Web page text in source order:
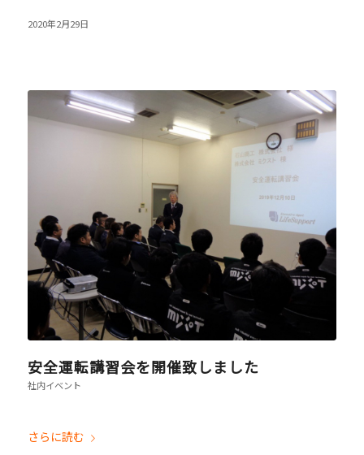
2020年2月29日
安全運転講習会を開催致しました
社内イベント
さらに読む